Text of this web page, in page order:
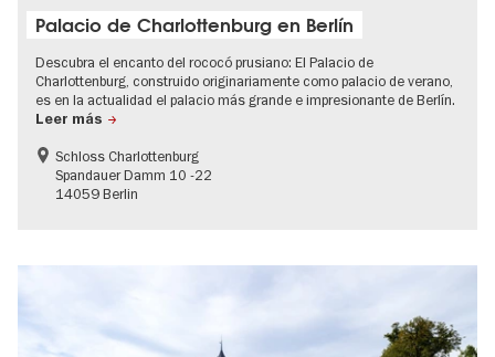
Palacio de Charlottenburg en Berlín
Descubra el encanto del rococó prusiano: El Palacio de
Charlottenburg, construido originariamente como palacio de verano,
es en la actualidad el palacio más grande e impresionante de Berlín.
Leer más
Schloss Charlottenburg
Spandauer Damm 10 -22
14059 Berlin